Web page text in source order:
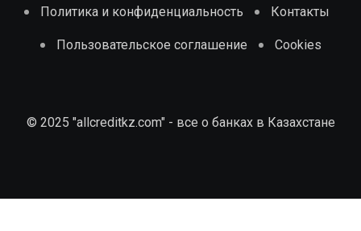
Политика и конфиденциальность Контакты
Пользовательское соглашение Cookies
© 2025 "allcreditkz.com" - все о банках в Казахстане